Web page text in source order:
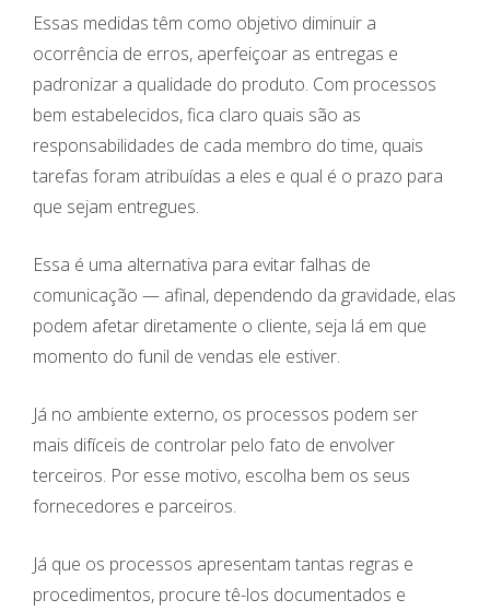
Essas medidas têm como objetivo diminuir a
ocorrência de erros, aperfeiçoar as entregas e
padronizar a qualidade do produto. Com processos
bem estabelecidos, fica claro quais são as
responsabilidades de cada membro do time, quais
tarefas foram atribuídas a eles e qual é o prazo para
que sejam entregues.
Essa é uma alternativa para evitar falhas de
comunicação — afinal, dependendo da gravidade, elas
podem afetar diretamente o cliente, seja lá em que
momento do funil de vendas ele estiver.
Já no ambiente externo, os processos podem ser
mais difíceis de controlar pelo fato de envolver
terceiros. Por esse motivo, escolha bem os seus
fornecedores e parceiros.
Já que os processos apresentam tantas regras e
procedimentos, procure tê-los documentados e